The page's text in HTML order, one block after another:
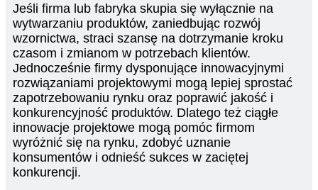
Jeśli firma lub fabryka skupia się wyłącznie na
wytwarzaniu produktów, zaniedbując rozwój
wzornictwa, straci szansę na dotrzymanie kroku
czasom i zmianom w potrzebach klientów.
Jednocześnie firmy dysponujące innowacyjnymi
rozwiązaniami projektowymi mogą lepiej sprostać
zapotrzebowaniu rynku oraz poprawić jakość i
konkurencyjność produktów. Dlatego też ciągłe
innowacje projektowe mogą pomóc firmom
wyróżnić się na rynku, zdobyć uznanie
konsumentów i odnieść sukces w zaciętej
konkurencji.